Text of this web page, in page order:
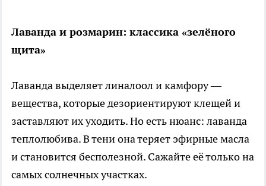
Лаванда и розмарин: классика «зелёного
щита»
Лаванда выделяет линалоол и камфору —
вещества, которые дезориентируют клещей и
заставляют их уходить. Но есть нюанс: лаванда
теплолюбива. В тени она теряет эфирные масла
и становится бесполезной. Сажайте её только на
самых солнечных участках.